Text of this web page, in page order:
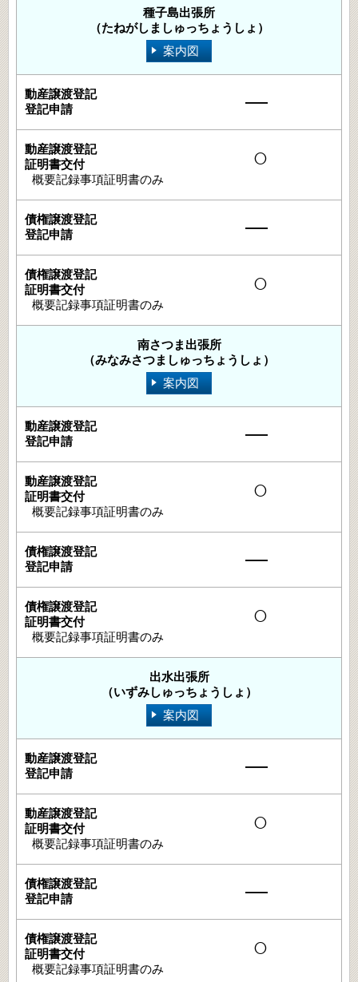
種子島出張所
（たねがしましゅっちょうしょ）
案内図
―
○
概要記録事項証明書のみ
―
○
概要記録事項証明書のみ
南さつま出張所
（みなみさつましゅっちょうしょ）
案内図
―
○
概要記録事項証明書のみ
―
○
概要記録事項証明書のみ
出水出張所
（いずみしゅっちょうしょ）
案内図
―
○
概要記録事項証明書のみ
―
○
概要記録事項証明書のみ